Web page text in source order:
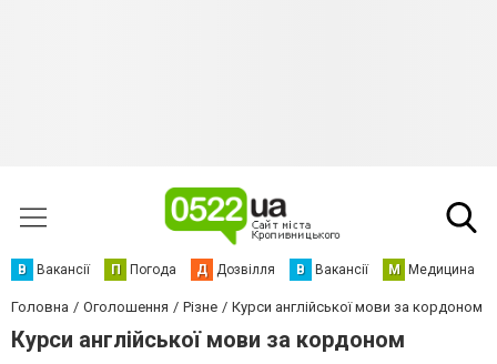
В Вакансії П Погода Д Дозвілля В Вакансії М Медицина
Головна Оголошення Різне Курси англійської мови за кордоном
Курси англійської мови за кордоном